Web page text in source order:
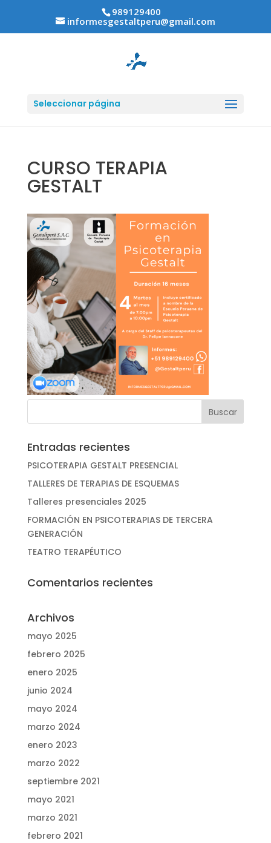
989129400
informesgestaltperu@gmail.com
Seleccionar página
CURSO TERAPIA
GESTALT
Entradas recientes
PSICOTERAPIA GESTALT PRESENCIAL
TALLERES DE TERAPIAS DE ESQUEMAS
Talleres presenciales 2025
FORMACIÓN EN PSICOTERAPIAS DE TERCERA
GENERACIÓN
TEATRO TERAPÉUTICO
Comentarios recientes
Archivos
mayo 2025
febrero 2025
enero 2025
junio 2024
mayo 2024
marzo 2024
enero 2023
marzo 2022
septiembre 2021
mayo 2021
marzo 2021
febrero 2021